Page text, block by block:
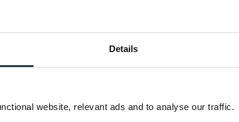
Details
website, relevant ads and to analyse our traffic.
i nærheten, ham og
bestemmer seg for å
er han i ferd med å gå til
tømt for minner, men
men beveger deg også
en «hoved-fase»